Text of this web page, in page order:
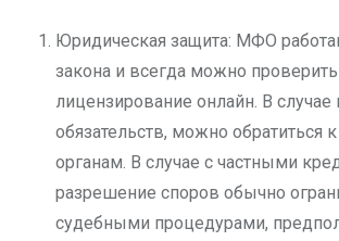
Юридическая защита: МФО
закона и всегда можно проверить
лицензирование онлайн. В
обязательств, можно обратиться
органам. В случае с частными
разрешение споров обычно
судебными процедурами,